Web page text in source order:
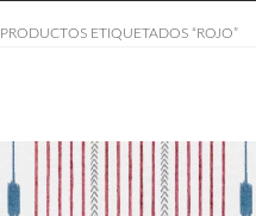
PRODUCTOS ETIQUETADOS “ROJO”